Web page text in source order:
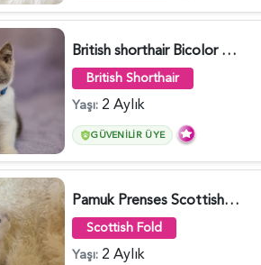
British shorthair Bicolor Lilac Erkek - 5905
British Shorthair
Yaşı: 2 Aylık
GÜVENILIR ÜYE
Pamuk Prenses Scottish Fold Maviş Yavrumuz - 6009
Scottish Fold
Yaşı: 2 Aylık